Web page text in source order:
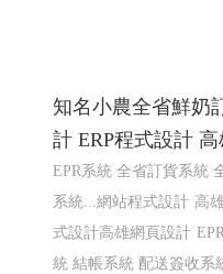
知名小農全省鮮奶
計 ERP程式設計
EPR系統 全省訂貨系統
系統...網站程式設計 高
式設計高雄網頁設計
統 結帳系統 配送簽收系